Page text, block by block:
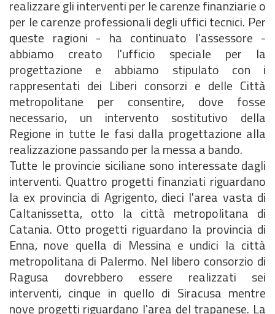
realizzare gli interventi per le carenze finanziarie o
per le carenze professionali degli uffici tecnici. Per
queste ragioni - ha continuato l'assessore -
abbiamo creato l'ufficio speciale per la
progettazione e abbiamo stipulato con i
rappresentati dei Liberi consorzi e delle Città
metropolitane per consentire, dove fosse
necessario, un intervento sostitutivo della
Regione in tutte le fasi dalla progettazione alla
realizzazione passando per la messa a bando.
Tutte le provincie siciliane sono interessate dagli
interventi. Quattro progetti finanziati riguardano
la ex provincia di Agrigento, dieci l'area vasta di
Caltanissetta, otto la città metropolitana di
Catania. Otto progetti riguardano la provincia di
Enna, nove quella di Messina e undici la città
metropolitana di Palermo. Nel libero consorzio di
Ragusa dovrebbero essere realizzati sei
interventi, cinque in quello di Siracusa mentre
nove progetti riguardano l'area del trapanese. La